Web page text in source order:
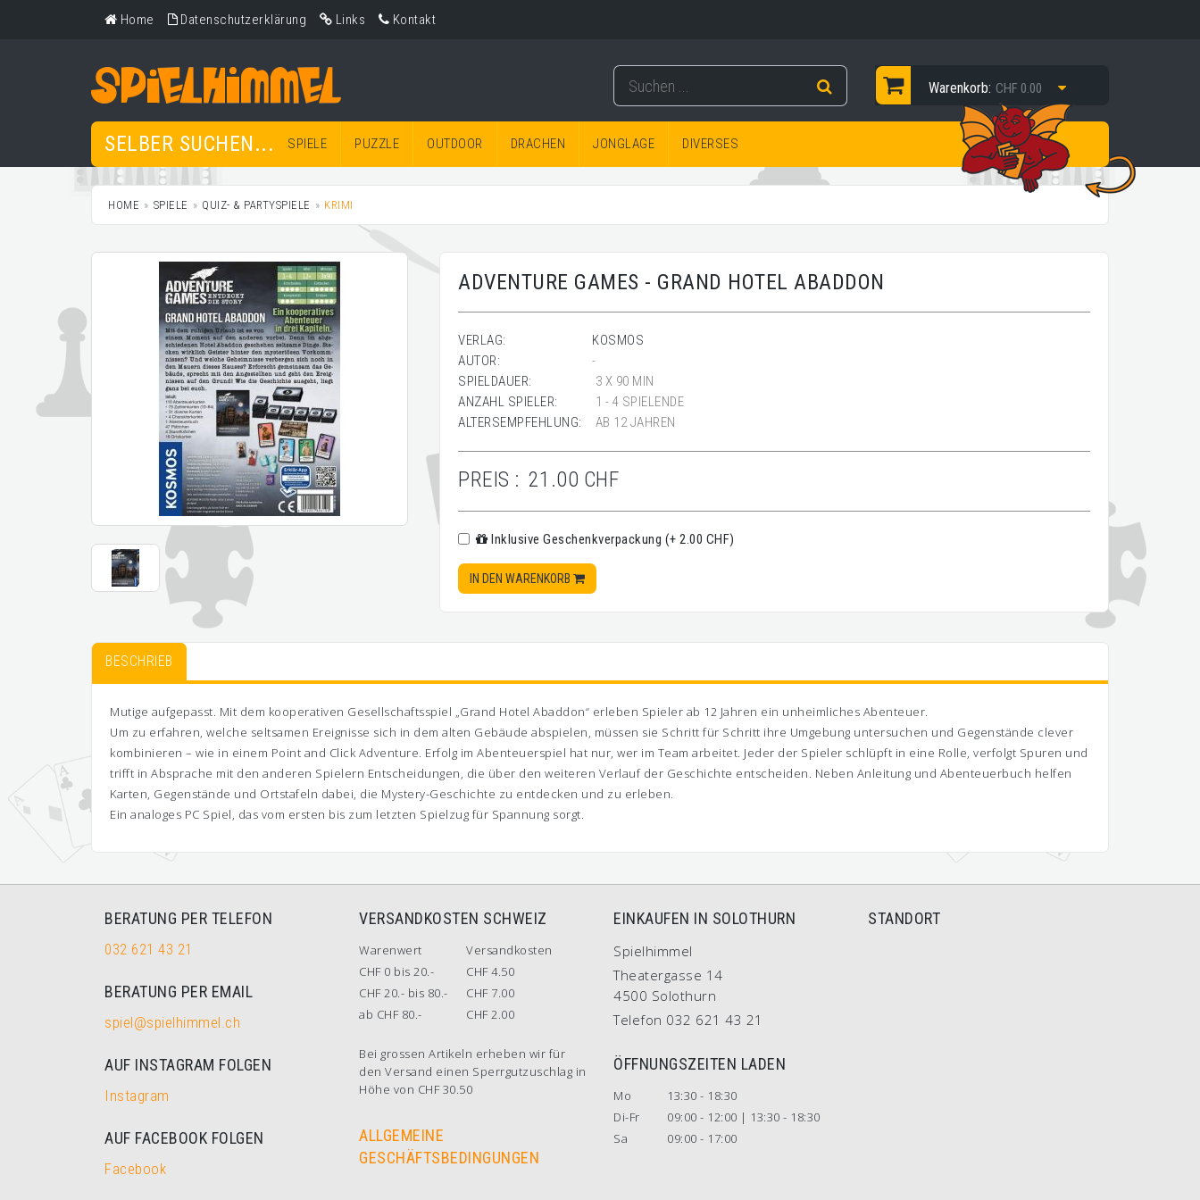
Home Datenschutzerklärung Links Kontakt
Warenkorb: CHF 0.00
SELBER SUCHEN... SPIELE PUZZLE OUTDOOR DRACHEN JONGLAGE DIVERSES
HOME SPIELE QUIZ- & PARTYSPIELE KRIMI
ADVENTURE GAMES - GRAND HOTEL ABADDON
VERLAG:
KOSMOS
AUTOR:
-
SPIELDAUER:
3 X 90 MIN
ANZAHL SPIELER:
1 - 4 SPIELENDE
ALTERSEMPFEHLUNG:
AB 12 JAHREN
PREIS : 21.00 CHF
Inklusive Geschenkverpackung (+ 2.00 CHF)
IN DEN WARENKORB
BESCHRIEB
Mutige aufgepasst. Mit dem kooperativen Gesellschaftsspiel „Grand Hotel Abaddon“ erleben Spieler ab 12 Jahren ein unheimliches Abenteuer.
Um zu erfahren, welche seltsamen Ereignisse sich in dem alten Gebäude abspielen, müssen sie Schritt für Schritt ihre Umgebung untersuchen und Gegenstände clever
kombinieren – wie in einem Point and Click Adventure. Erfolg im Abenteuerspiel hat nur, wer im Team arbeitet. Jeder der Spieler schlüpft in eine Rolle, verfolgt Spuren und
trifft in Absprache mit den anderen Spielern Entscheidungen, die über den weiteren Verlauf der Geschichte entscheiden. Neben Anleitung und Abenteuerbuch helfen
Karten, Gegenstände und Ortstafeln dabei, die Mystery-Geschichte zu entdecken und zu erleben.
Ein analoges PC Spiel, das vom ersten bis zum letzten Spielzug für Spannung sorgt.
BERATUNG PER TELEFON
032 621 43 21
BERATUNG PER EMAIL
spiel@spielhimmel.ch
AUF INSTAGRAM FOLGEN
Instagram
AUF FACEBOOK FOLGEN
Facebook
VERSANDKOSTEN SCHWEIZ
Warenwert
Versandkosten
CHF 0 bis 20.-
CHF 4.50
CHF 20.- bis 80.-
CHF 7.00
ab CHF 80.-
CHF 2.00
Bei grossen Artikeln erheben wir für
den Versand einen Sperrgutzuschlag in
Höhe von CHF 30.50
ALLGEMEINE
GESCHÄFTSBEDINGUNGEN
EINKAUFEN IN SOLOTHURN
Spielhimmel
Theatergasse 14
4500 Solothurn
Telefon 032 621 43 21
ÖFFNUNGSZEITEN LADEN
Mo
13:30 - 18:30
Di-Fr
09:00 - 12:00 | 13:30 - 18:30
Sa
09:00 - 17:00
STANDORT